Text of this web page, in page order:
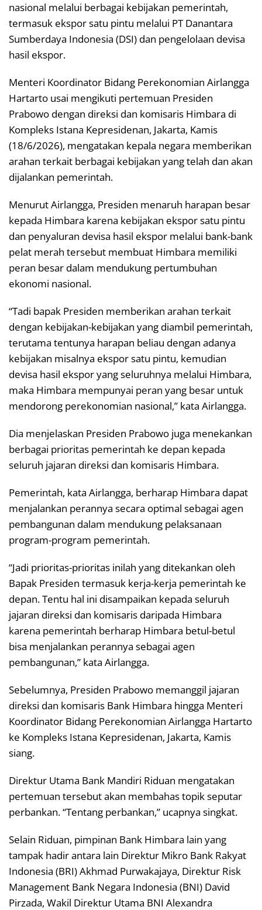
nasional melalui berbagai kebijakan pemerintah,
termasuk ekspor satu pintu melalui PT Danantara
Sumberdaya Indonesia (DSI) dan pengelolaan devisa
hasil ekspor.
Menteri Koordinator Bidang Perekonomian Airlangga
Hartarto usai mengikuti pertemuan Presiden
Prabowo dengan direksi dan komisaris Himbara di
Kompleks Istana Kepresidenan, Jakarta, Kamis
(18/6/2026), mengatakan kepala negara memberikan
arahan terkait berbagai kebijakan yang telah dan akan
dijalankan pemerintah.
Menurut Airlangga, Presiden menaruh harapan besar
kepada Himbara karena kebijakan ekspor satu pintu
dan penyaluran devisa hasil ekspor melalui bank-bank
pelat merah tersebut membuat Himbara memiliki
peran besar dalam mendukung pertumbuhan
ekonomi nasional.
“Tadi bapak Presiden memberikan arahan terkait
dengan kebijakan-kebijakan yang diambil pemerintah,
terutama tentunya harapan beliau dengan adanya
kebijakan misalnya ekspor satu pintu, kemudian
devisa hasil ekspor yang seluruhnya melalui Himbara,
maka Himbara mempunyai peran yang besar untuk
mendorong perekonomian nasional,” kata Airlangga.
Dia menjelaskan Presiden Prabowo juga menekankan
berbagai prioritas pemerintah ke depan kepada
seluruh jajaran direksi dan komisaris Himbara.
Pemerintah, kata Airlangga, berharap Himbara dapat
menjalankan perannya secara optimal sebagai agen
pembangunan dalam mendukung pelaksanaan
program-program pemerintah.
“Jadi prioritas-prioritas inilah yang ditekankan oleh
Bapak Presiden termasuk kerja-kerja pemerintah ke
depan. Tentu hal ini disampaikan kepada seluruh
jajaran direksi dan komisaris daripada Himbara
karena pemerintah berharap Himbara betul-betul
bisa menjalankan perannya sebagai agen
pembangunan,” kata Airlangga.
Sebelumnya, Presiden Prabowo memanggil jajaran
direksi dan komisaris Bank Himbara hingga Menteri
Koordinator Bidang Perekonomian Airlangga Hartarto
ke Kompleks Istana Kepresidenan, Jakarta, Kamis
siang.
Direktur Utama Bank Mandiri Riduan mengatakan
pertemuan tersebut akan membahas topik seputar
perbankan. “Tentang perbankan,” ucapnya singkat.
Selain Riduan, pimpinan Bank Himbara lain yang
tampak hadir antara lain Direktur Mikro Bank Rakyat
Indonesia (BRI) Akhmad Purwakajaya, Direktur Risk
Management Bank Negara Indonesia (BNI) David
Pirzada, Wakil Direktur Utama BNI Alexandra